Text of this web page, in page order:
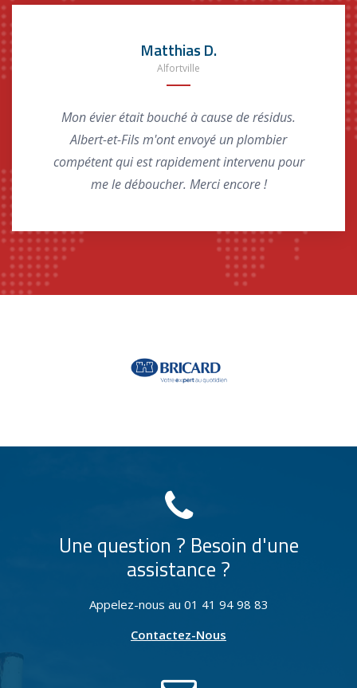
Matthias D.
Alfortville
Mon évier était bouché à cause de résidus.
Albert-et-Fils m'ont envoyé un plombier
compétent qui est rapidement intervenu pour
me le déboucher. Merci encore !
Une question ? Besoin d'une
assistance ?
Appelez-nous au 01 41 94 98 83
Contactez-Nous